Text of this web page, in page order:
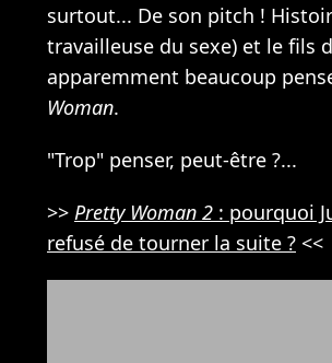
surtout... De son pitch !
travailleuse du sexe) et le fils
apparemment beaucoup
Woman.
"Trop" penser, peut-être ?...
>> Pretty Woman 2 : pourquoi
refusé de tourner la suite ? <<